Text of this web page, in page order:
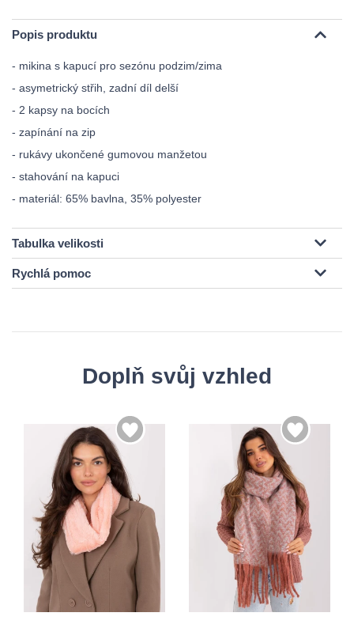
Popis produktu
- mikina s kapucí pro sezónu podzim/zima
- asymetrický střih, zadní díl delší
- 2 kapsy na bocích
- zapínání na zip
- rukávy ukončené gumovou manžetou
- stahování na kapuci
- materiál: 65% bavlna, 35% polyester
Tabulka velikosti
Rychlá pomoc
Doplň svůj vzhled
Univerzální